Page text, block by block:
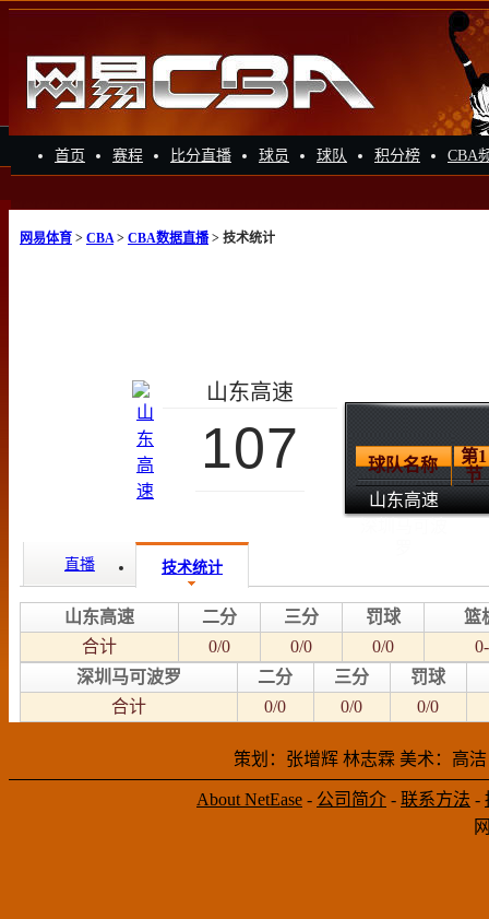
首页 赛程 比分直播 球员 球队 积分榜 CBA
网易体育 > CBA> CBA数据直播> 技术统计
山东高速
107 球队名称
第1
节
山东高速
直播 技术统计
山东高速 二分 三分 罚球
篮
合计
0/0 0/0 0/0
深圳马可波罗
二分 三分
罚球
合计
0/0 0/0 0/0
策划：张增辉 林志霖 美术：高
About NetEase - 公司简介 - 联系方法 -